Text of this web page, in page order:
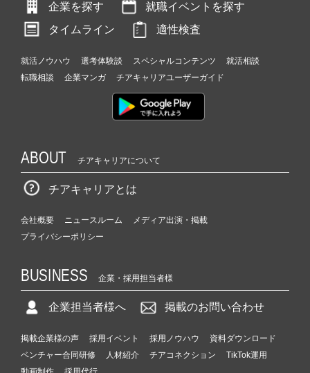
企業を探す
就職イベントを探す
タイムライン
適性検査
就活ノウハウ 選考体験談 スペシャルコンテンツ
就活相談
転職相談
企業マンガ チアキャリアユーザーガイド
ABOUT チアキャリアについて
チアキャリアとは
会社概要 ニュースルーム
メディア出演・掲載
プライバシーポリシー
BUSINESS 企業・採用担当者様
企業担当者様へ 掲載のお問い合わせ
掲載企業様の声 採用イベント 採用ノウハウ
資料ダウンロード
ベンチャー合同研修
人材紹介 チアコネクション
TikTok運用